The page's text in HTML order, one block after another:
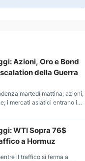
Azioni, Oro e Bond
della Guerra
martedì mattina; azioni,
i mercati asiatici entrano in
WTI Sopra 76$
a Hormuz
il traffico si ferma a